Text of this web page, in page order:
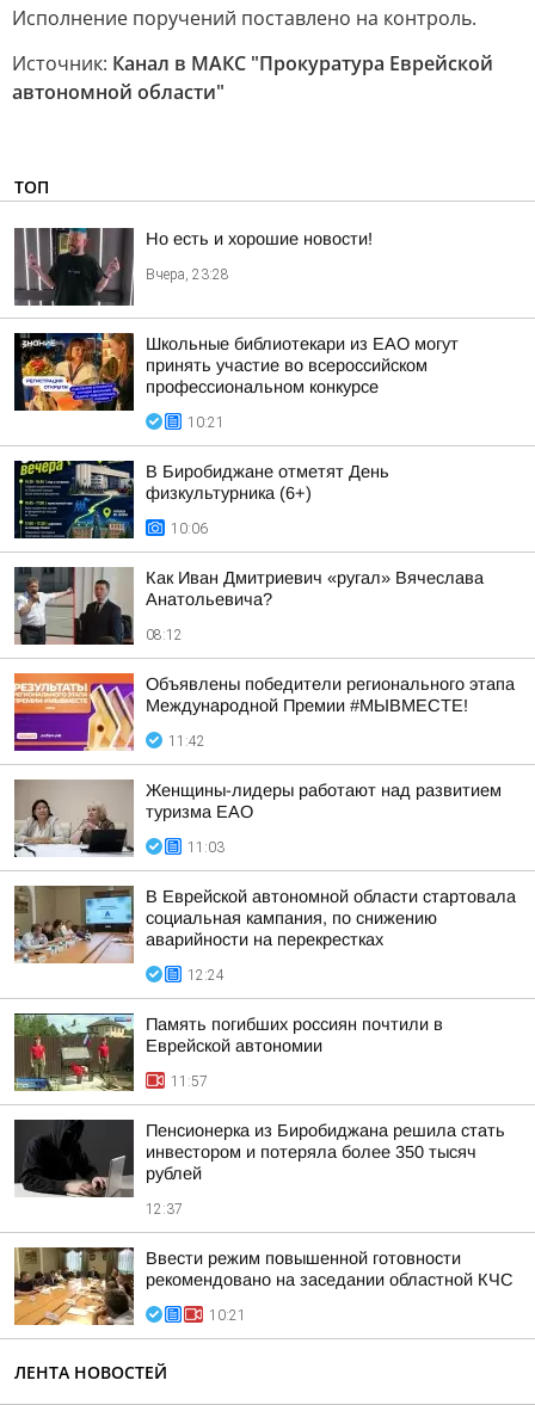
Исполнение поручений поставлено на контроль.
Источник: Канал в МАКС "Прокуратура Еврейской
автономной области"
ТОП
Но есть и хорошие новости!
Вчера, 23:28
Школьные библиотекари из ЕАО могут
принять участие во всероссийском
профессиональном конкурсе
10:21
В Биробиджане отметят День
физкультурника (6+)
10:06
Как Иван Дмитриевич «ругал» Вячеслава
Анатольевича?
08:12
Объявлены победители регионального этапа
Международной Премии #МЫВМЕСТЕ!
11:42
Женщины-лидеры работают над развитием
туризма ЕАО
11:03
В Еврейской автономной области стартовала
социальная кампания, по снижению
аварийности на перекрестках
12:24
Память погибших россиян почтили в
Еврейской автономии
11:57
Пенсионерка из Биробиджана решила стать
инвестором и потеряла более 350 тысяч
рублей
12:37
Ввести режим повышенной готовности
рекомендовано на заседании областной КЧС
10:21
ЛЕНТА НОВОСТЕЙ